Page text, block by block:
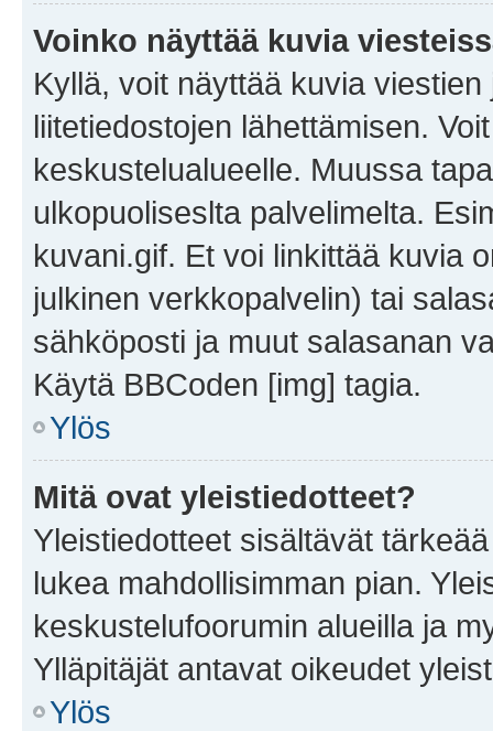
Voinko näyttää kuvia
Kyllä, voit näyttää kuvia
liitetiedostojen lähettämisen.
keskustelualueelle. Muussa
ulkopuoliseslta palvelimelta.
kuvani.gif. Et voi linkittää kuvia
julkinen verkkopalvelin) tai
sähköposti ja muut salasanan
Käytä BBCoden [img] tagia.
Ylös
Mitä ovat yleistiedotteet?
Yleistiedotteet sisältävät
lukea mahdollisimman pian.
keskustelufoorumin alueilla ja
Ylläpitäjät antavat oikeudet
Ylös